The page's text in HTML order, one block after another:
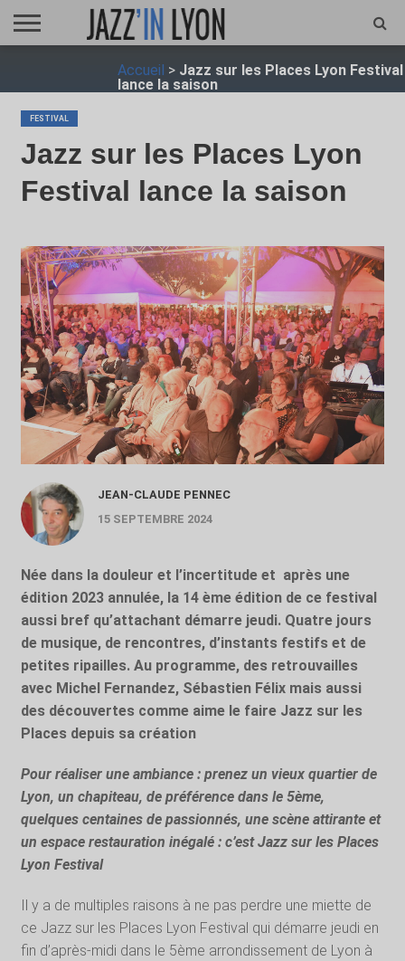
JAZZ
Accueil > Jazz sur les Places Lyon Festival
lance la saison
FESTIVAL
Jazz sur les Places Lyon
Festival lance la saison
JEAN-CLAUDE PENNEC
15 SEPTEMBRE 2024
Née dans la douleur et l’incertitude et après une
édition 2023 annulée, la 14 ème édition de ce festival
aussi bref qu’attachant démarre jeudi. Quatre jours
de musique, de rencontres, d’instants festifs et de
petites ripailles. Au programme, des retrouvailles
avec Michel Fernandez, Sébastien Félix mais aussi
des découvertes comme aime le faire Jazz sur les
Places depuis sa création
Pour réaliser une ambiance : prenez un vieux quartier de
Lyon, un chapiteau, de préférence dans le 5ème,
quelques centaines de passionnés, une scène attirante et
un espace restauration inégalé : c’est Jazz sur les Places
Lyon Festival
Il y a de multiples raisons à ne pas perdre une miette de
ce Jazz sur les Places Lyon Festival qui démarre jeudi en
fin d’après-midi dans le 5ème arrondissement de Lyon à